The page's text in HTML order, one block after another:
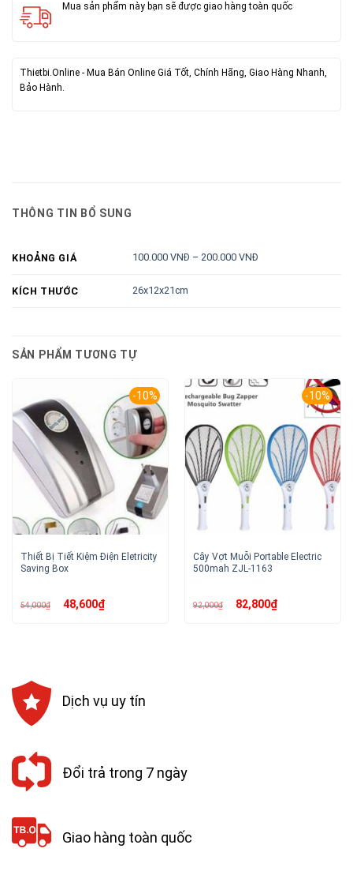
Mua sản phẩm này bạn sẽ được giao hàng toàn quốc
Thietbi.Online - Mua Bán Online Giá Tốt, Chính Hãng, Giao Hàng Nhanh,
Bảo Hành.
THÔNG TIN BỔ SUNG
KHOẢNG GIÁ 100.000 VNĐ – 200.000 VNĐ
KÍCH THƯỚC 26x12x21cm
SẢN PHẨM TƯƠNG TỰ
-10%
Thiết Bị Tiết Kiệm Điện Eletricity
Saving Box
54,000₫ Giá
gốc
48,600₫Giá
-10%
Cây Vợt Muỗi Portable Electric
500mah ZJL-1163
92,000₫ Giá
gốc82,800₫Giá
Dịch vụ uy tín
Đổi trả trong 7 ngày
Giao hàng toàn quốc